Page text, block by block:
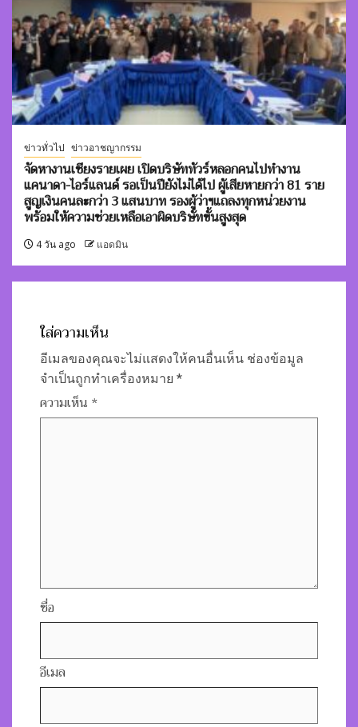
ข่าวทั่วไป ข่าวอาชญากรรม
จัดหางานเชียงรายเผย เปิดบริษัททัวร์หลอกคนไปทำงาน
แคนาดา-ไอร์แลนด์ รอเป็นปียังไม่ได้ไป ผู้เสียหายกว่า 81 ราย
สูญเงินคนละกว่า 3 แสนบาท รองผู้ว่าฯแถลงทุกหน่วยงาน
พร้อมให้ความช่วยเหลือเอาผิดบริษัทขั้นสูงสุด
4 วัน ago แอดมิน
ใส่ความเห็น
อีเมลของคุณจะไม่แสดงให้คนอื่นเห็น ช่องข้อมูล
จำเป็นถูกทำเครื่องหมาย *
ความเห็น *
ชื่อ
อีเมล